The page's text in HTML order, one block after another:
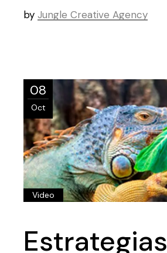
by Jungle Creative Agency
08
Oct
Video